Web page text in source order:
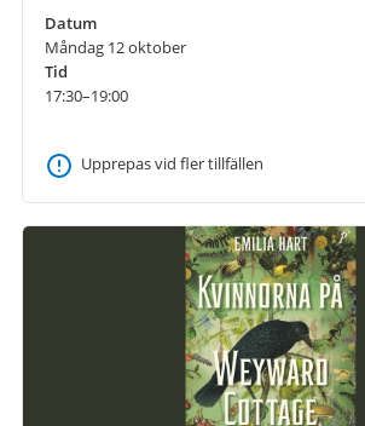
Datum
Måndag 12 oktober
Tid
17:30–19:00
Upprepas vid fler tillfällen